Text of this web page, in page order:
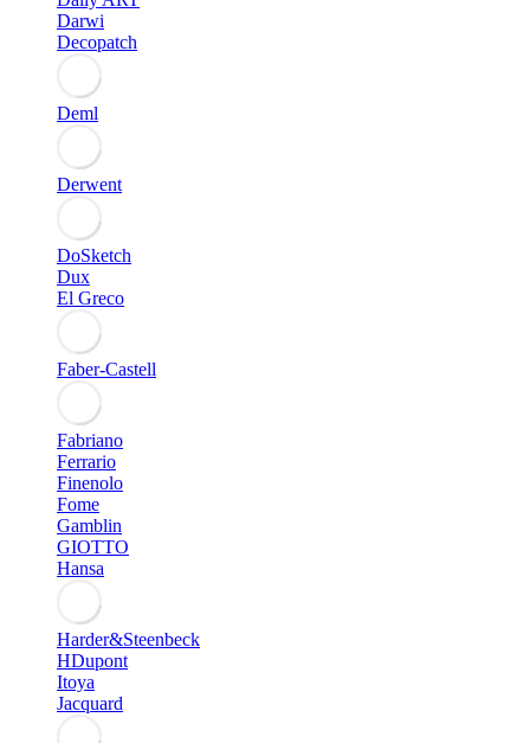
Darwi
Decopatch
Deml
Derwent
DoSketch
Dux
El Greco
Faber-Castell
Fabriano
Ferrario
Finenolo
Fome
Gamblin
GIOTTO
Hansa
Harder&Steenbeck
HDupont
Itoya
Jacquard